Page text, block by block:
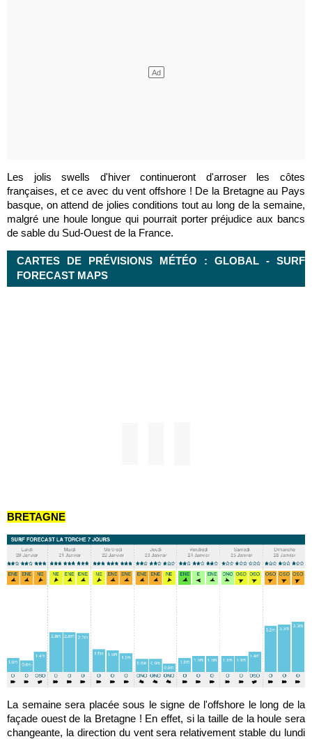
Les jolis swells d'hiver continueront d'arroser les côtes
françaises, et ce avec du vent offshore ! De la Bretagne au Pays
basque, on attend de jolies conditions tout au long de la semaine,
malgré une houle longue qui pourrait porter préjudice aux bancs
de sable du Sud-Ouest de la France.
CARTES DE PRÉVISIONS MÉTÉO : GLOBAL - SURF
FORECAST MAPS
BRETAGNE
La semaine sera placée sous le signe de l'offshore le long de la
façade ouest de la Bretagne ! En effet, si la taille de la houle sera
changeante, la direction du vent sera relativement stable du lundi